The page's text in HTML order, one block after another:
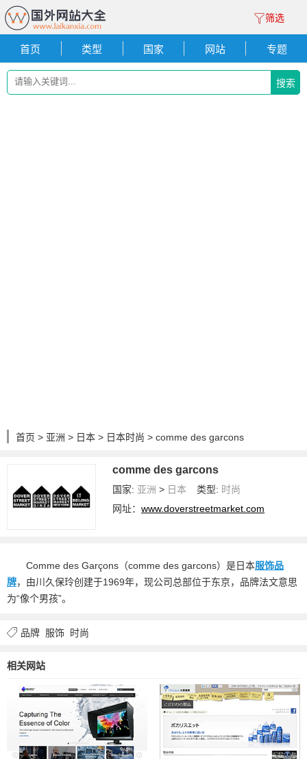
筛选
首页 类型 国家 网站 专题
搜索
首页 > 亚洲 > 日本 > 日本时尚 > comme des garcons
comme des garcons
国家: 亚洲 > 日本 类型: 时尚
网址：www.doverstreetmarket.com
Comme des Garçons（comme des garcons）是日本服饰品
牌，由川久保玲创建于1969年，现公司总部位于东京，品牌法文意思
为“像个男孩”。
品牌 服饰 时尚
相关网站